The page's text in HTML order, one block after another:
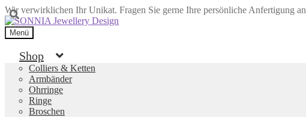
Wir verwirklichen Ihr Unikat. Fragen Sie gerne Ihre persönliche Anfertigung an
Zur
Navigation
springen
Zum
Inhalt
springen
Menü
Shop
Colliers & Ketten
Armbänder
Ohrringe
Ringe
Broschen